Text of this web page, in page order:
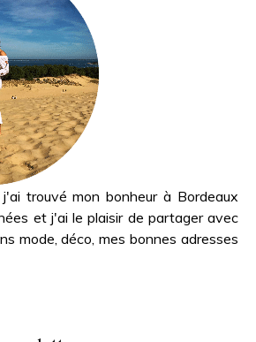
trouvé mon bonheur à Bordeaux
et j'ai le plaisir de partager avec
mode, déco, mes bonnes adresses